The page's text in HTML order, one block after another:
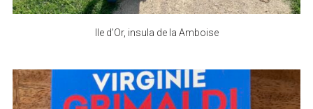
Ile d’Or, insula de la Amboise